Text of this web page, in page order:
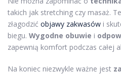
takich jak stretching czy masaż.
złagodzić objawy zakwasów i
biegu. Wygodne obuwie i
zapewnią komfort podczas całej
Na koniec niezwykle ważne jest